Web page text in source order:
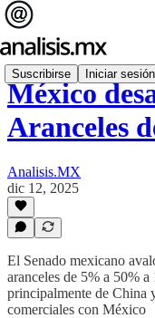
Suscribirse Iniciar sesión
México
Aranceles
Analisis.MX
dic 12, 2025
El Senado mexicano
aranceles de 5% a 50%
principalmente de China
comerciales con México